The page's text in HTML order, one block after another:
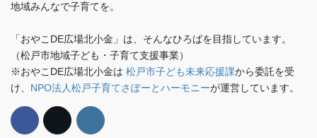
地域みんなで子育てを。
「おやこDE広場北小金」は、そんなひろばを目指しています。
（松戸市地域子ども・子育て支援事業）
※おやこDE広場北小金は 松戸市子ども未来応援課から委託を受
け、 NPO法人松戸子育てさぽーとハーモニーが運営しています。